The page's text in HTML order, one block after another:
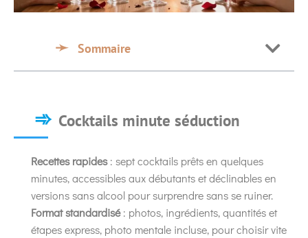
Sommaire
Cocktails minute séduction
Recettes rapides: sept cocktails prêts en quelques
minutes, accessibles aux débutants et déclinables en
versions sans alcool pour surprendre sans se ruiner.
Format standardisé: photos, ingrédients, quantités et
étapes express, photo mentale incluse, pour choisir vite